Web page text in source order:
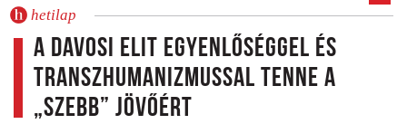
hetilap
A davosi elit egyenlőséggel és
transzhumanizmussal tenne a
„szebb” jövőért